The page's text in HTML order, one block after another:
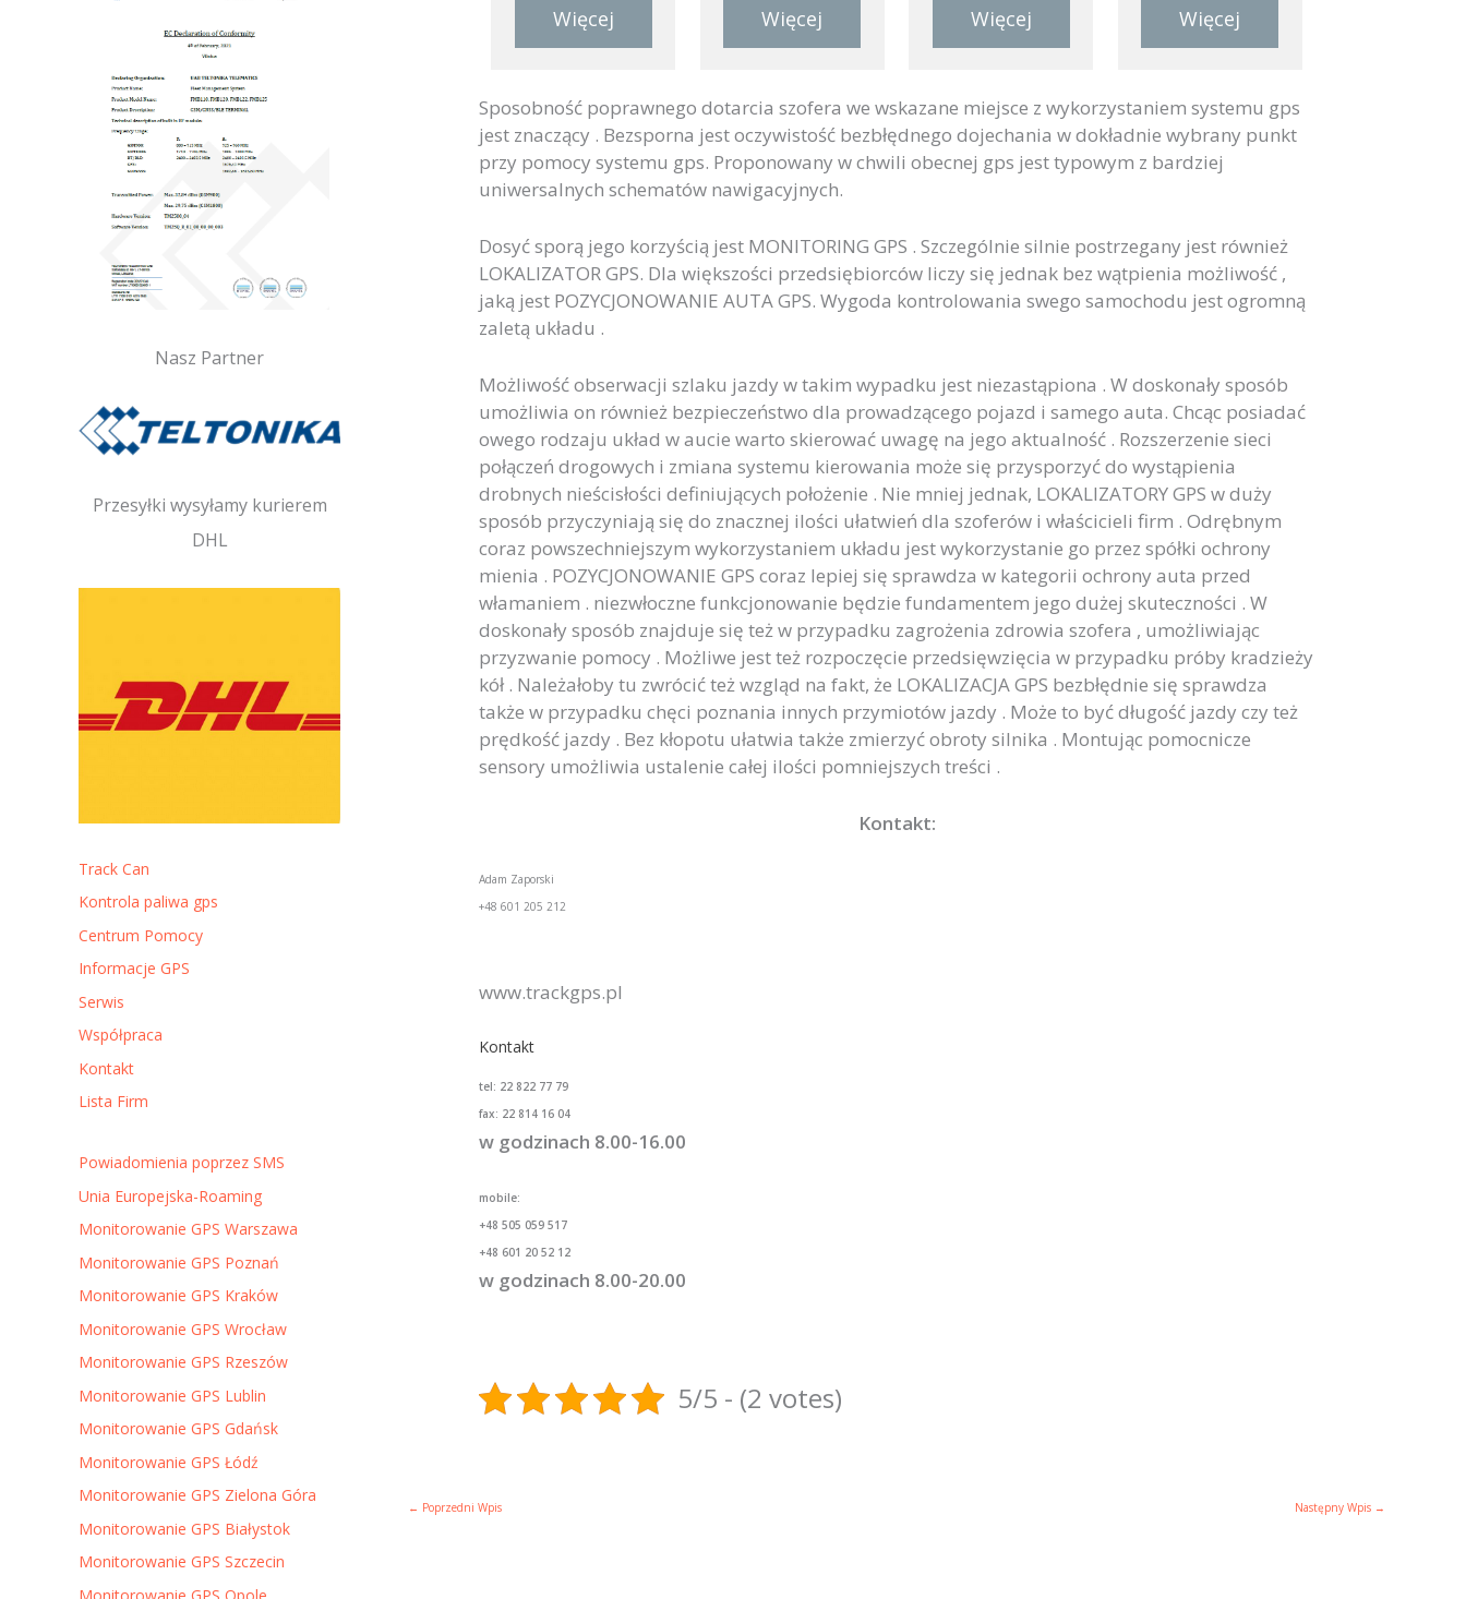
Nasz Partner
Przesyłki wysyłamy kurierem
DHL
Track Can
Kontrola paliwa gps
Centrum Pomocy
Informacje GPS
Serwis
Współpraca
Kontakt
Lista Firm
Powiadomienia poprzez SMS
Unia Europejska-Roaming
Monitorowanie GPS Warszawa
Monitorowanie GPS Poznań
Monitorowanie GPS Kraków
Monitorowanie GPS Wrocław
Monitorowanie GPS Rzeszów
Monitorowanie GPS Lublin
Monitorowanie GPS Gdańsk
Monitorowanie GPS Łódź
Monitorowanie GPS Zielona Góra
Monitorowanie GPS Białystok
Monitorowanie GPS Szczecin
Monitorowanie GPS Opole
Więcej Więcej Więcej Więcej
Sposobność poprawnego dotarcia szofera we wskazane miejsce z wykorzystaniem systemu gps
jest znaczący . Bezsporna jest oczywistość bezbłędnego dojechania w dokładnie wybrany punkt
przy pomocy systemu gps. Proponowany w chwili obecnej gps jest typowym z bardziej
uniwersalnych schematów nawigacyjnych.
Dosyć sporą jego korzyścią jest MONITORING GPS . Szczególnie silnie postrzegany jest również
LOKALIZATOR GPS. Dla większości przedsiębiorców liczy się jednak bez wątpienia możliwość ,
jaką jest POZYCJONOWANIE AUTA GPS. Wygoda kontrolowania swego samochodu jest ogromną
zaletą układu .
Możliwość obserwacji szlaku jazdy w takim wypadku jest niezastąpiona . W doskonały sposób
umożliwia on również bezpieczeństwo dla prowadzącego pojazd i samego auta. Chcąc posiadać
owego rodzaju układ w aucie warto skierować uwagę na jego aktualność . Rozszerzenie sieci
połączeń drogowych i zmiana systemu kierowania może się przysporzyć do wystąpienia
drobnych nieścisłości definiujących położenie . Nie mniej jednak, LOKALIZATORY GPS w duży
sposób przyczyniają się do znacznej ilości ułatwień dla szoferów i właścicieli firm . Odrębnym
coraz powszechniejszym wykorzystaniem układu jest wykorzystanie go przez spółki ochrony
mienia . POZYCJONOWANIE GPS coraz lepiej się sprawdza w kategorii ochrony auta przed
włamaniem . niezwłoczne funkcjonowanie będzie fundamentem jego dużej skuteczności . W
doskonały sposób znajduje się też w przypadku zagrożenia zdrowia szofera , umożliwiając
przyzwanie pomocy . Możliwe jest też rozpoczęcie przedsięwzięcia w przypadku próby kradzieży
kół . Należałoby tu zwrócić też wzgląd na fakt, że LOKALIZACJA GPS bezbłędnie się sprawdza
także w przypadku chęci poznania innych przymiotów jazdy . Może to być długość jazdy czy też
prędkość jazdy . Bez kłopotu ułatwia także zmierzyć obroty silnika . Montując pomocnicze
sensory umożliwia ustalenie całej ilości pomniejszych treści .
Kontakt:
Adam Zaporski
+48 601 205 212
www.trackgps.pl
Kontakt
tel: 22 822 77 79
fax: 22 814 16 04
w godzinach 8.00-16.00
mobile:
+48 505 059 517
+48 601 20 52 12
w godzinach 8.00-20.00
5/5 - (2 votes)
← Poprzedni Wpis Następny Wpis →